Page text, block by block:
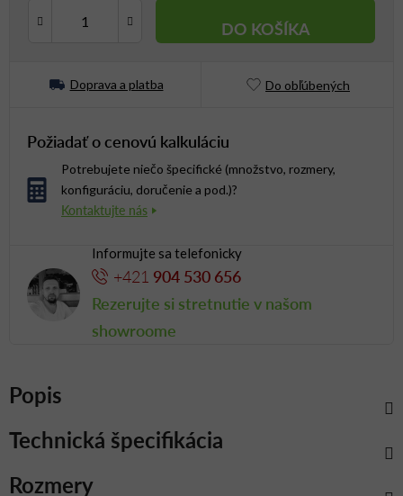
DO KOŠÍKA
Doprava a platba Do obľúbených
Požiadať o cenovú kalkuláciu
Potrebujete niečo špecifické (množstvo, rozmery,
konfiguráciu, doručenie a pod.)?
Informujte sa telefonicky
+421 904 530 656
Rezerujte si stretnutie v našom
showroome
Popis
Rozmery
Technická špecifikácia